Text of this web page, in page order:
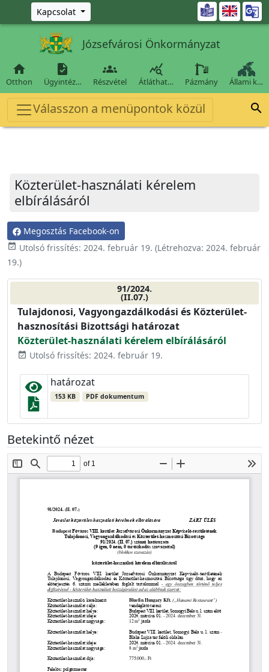
Ugrás a fő tartalomra
Kapcsolat 
Józsefvárosi Önkormányzat

Otthon

Ügyintéz…

Részvétel

Átláthat… Pázmány Állami k…
Válasszon a menüpontok közül 
Közterület-használati kérelem
elbírálásáról
Megosztás Facebook-on
event_available Utolsó frissítés: 2024. február 19. (Létrehozva: 2024. február
19.)
91/2024.
(II.07.)
Tulajdonosi, Vagyongazdálkodási és Közterület-
hasznosítási Bizottsági határozat
Közterület-használati kérelem elbírálásáról
event_available Utolsó frissítés: 2024. február 19.
határozat
153 KB PDF dokumentum
Betekintő nézet